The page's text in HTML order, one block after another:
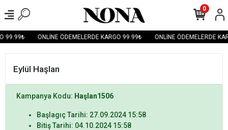
99.99₺ ONLİNE ÖDEMELERDE KARGO 99.99₺ ONLİNE ÖDEMELERDE
0
Eylül Haşlan
Kampanya Kodu: Haşlan1506
Başlagıç Tarihi: 27.09.2024 15:58
Bitiş Tarihi: 04.10.2024 15:58